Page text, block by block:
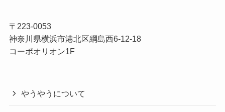
〒223-0053
神奈川県横浜市港北区綱島西6-12-18
コーポオリオン1F
やうやうについて